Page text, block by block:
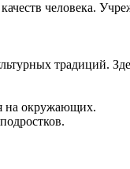
человека.
традиций.
на окружающих.